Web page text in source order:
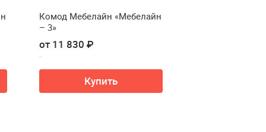
Комод Мебелайн «Мебелайн
– 3»
от 11 830 ₽
Купить